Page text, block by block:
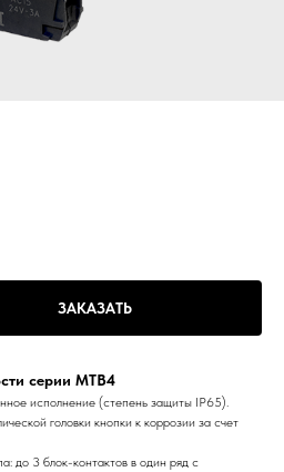
ЗАКАЗАТЬ
серии MTB4
исполнение (степень защиты IP65).
головки кнопки к коррозии за счет
до 3 блок-контактов в один ряд с